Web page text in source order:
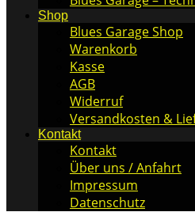
Shop
Blues Garage Shop
Warenkorb
Kasse
AGB
Widerruf
Versandkosten &
Kontakt
Kontakt
Über uns / Anfahrt
Impressum
Datenschutz